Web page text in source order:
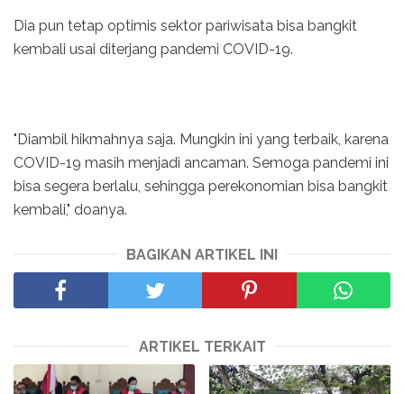
Dia pun tetap optimis sektor pariwisata bisa bangkit
kembali usai diterjang pandemi COVID-19.
"Diambil hikmahnya saja. Mungkin ini yang terbaik, karena
COVID-19 masih menjadi ancaman. Semoga pandemi ini
bisa segera berlalu, sehingga perekonomian bisa bangkit
kembali," doanya.
BAGIKAN ARTIKEL INI
ARTIKEL TERKAIT